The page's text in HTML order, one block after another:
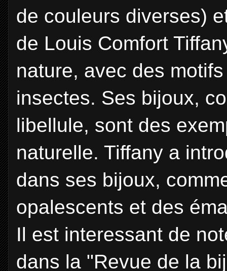
de couleurs diverses)
de Louis Comfort
nature, avec des
insectes. Ses bijoux,
libellule, sont des
naturelle. Tiffany a
dans ses bijoux,
opalescents et des
Il est interessant de
dans la "Revue de la